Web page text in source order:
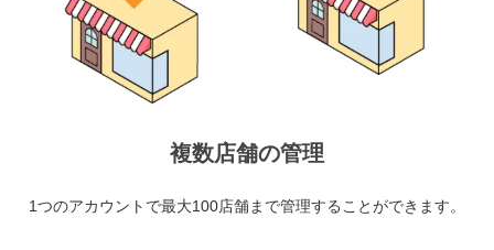
複数店舗の管理
1つのアカウントで最大100店舗まで管理することができます。